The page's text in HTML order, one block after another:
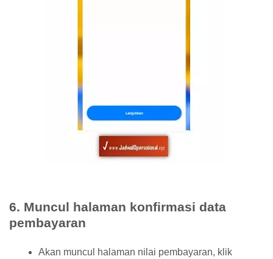
6. Muncul halaman konfirmasi data
pembayaran
Akan muncul halaman nilai pembayaran, klik